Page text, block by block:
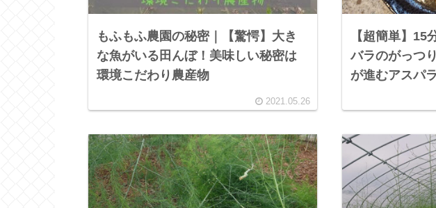
もふもふ農園の秘密｜【驚愕】大き
な魚がいる田んぼ！美味しい秘密は
環境こだわり農産物
2021.05.26
【超簡単】15
バラのがっつ
が進むアスパ